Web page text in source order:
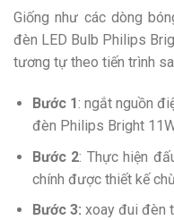
Giống như các dòng
đèn LED Bulb Philips
tương tự theo tiến trình
Bước 1: ngắt nguồn
đèn Philips Bright
Bước 2: Thực hiện
chính được thiết kế
Bước 3: xoay đui đèn